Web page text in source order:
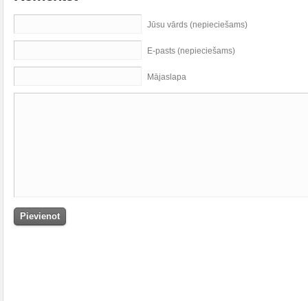
Jūsu vārds (nepieciešams)
E-pasts (nepieciešams)
Mājaslapa